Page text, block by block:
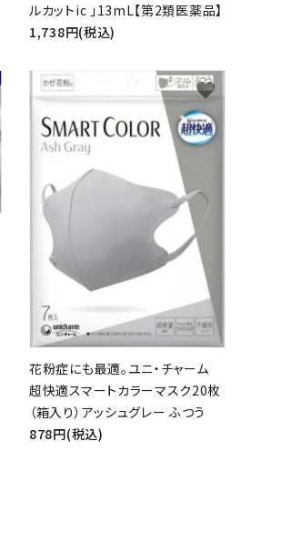
ルカットic 」13mL【第2類医薬品】
1,738円(税込)
花粉症にも最適。ユニ・チャーム
超快適スマートカラーマスク20枚
（箱入り）アッシュグレー ふつう
878円(税込)
favorite